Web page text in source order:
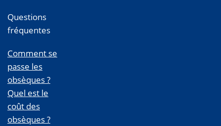
Questions
fréquentes
Comment se
passe les
obsèques ?
Quel est le
coût des
obsèques ?